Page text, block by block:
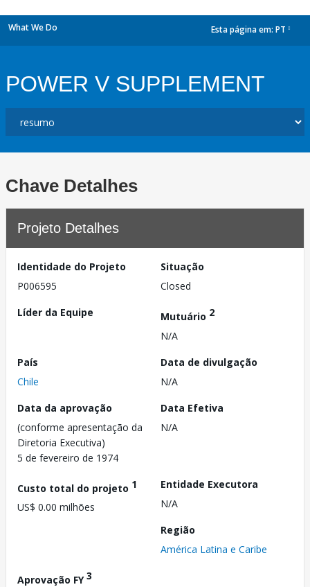
What We Do Esta página em: PT
POWER V SUPPLEMENT
Chave Detalhes
Projeto Detalhes
Identidade do Projeto
P006595
Situação
Closed
Líder da Equipe
Mutuário 2
N/A
País
Chile
Data de divulgação
N/A
Data da aprovação
(conforme apresentação da
Diretoria Executiva)
5 de fevereiro de 1974
Data Efetiva
N/A
Custo total do projeto 1
US$ 0.00 milhões
Entidade Executora
N/A
Região
América Latina e Caribe
Aprovação FY3